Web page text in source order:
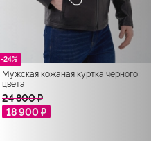
-24%
Мужская кожаная куртка черного
цвета
24 800 ₽
18 900 ₽